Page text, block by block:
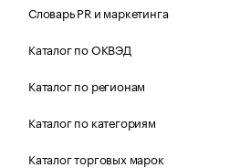
Словарь PR и маркетинга
Каталог по ОКВЭД
Каталог по регионам
Каталог по категориям
Каталог торговых марок